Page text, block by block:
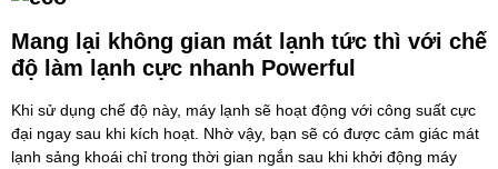
Mang lại không gian mát lạnh tức thì với chế
độ làm lạnh cực nhanh Powerful
Khi sử dụng chế độ này, máy lạnh sẽ hoạt động với công suất cực
đại ngay sau khi kích hoạt. Nhờ vậy, bạn sẽ có được cảm giác mát
lạnh sảng khoái chỉ trong thời gian ngắn sau khi khởi động máy